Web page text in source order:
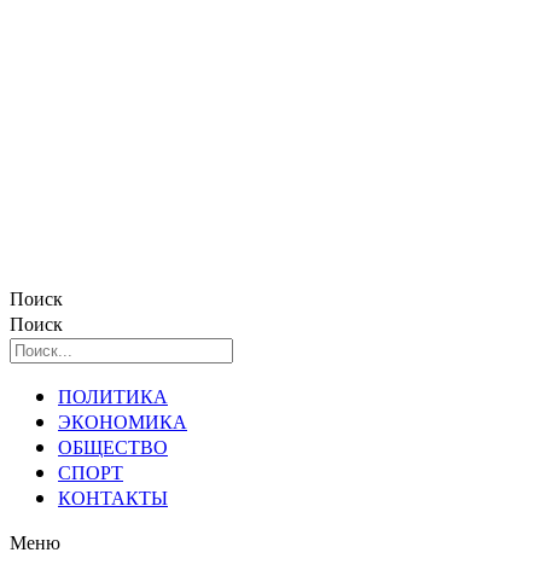
Поиск
Поиск
ПОЛИТИКА
ЭКОНОМИКА
ОБЩЕСТВО
СПОРТ
КОНТАКТЫ
Меню